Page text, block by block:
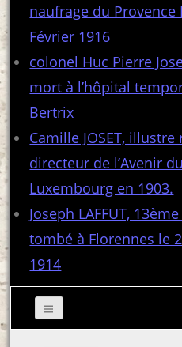
naufrage du Provence
Février 1916
colonel Huc Pierre
mort à l’hôpital
Bertrix
Camille JOSET, illustre
directeur de l’Avenir du
Luxembourg en 1903.
Joseph LAFFUT,
tombé à Florennes le
1914